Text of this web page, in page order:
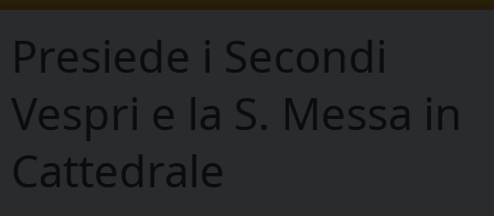
Presiede i Secondi
Vespri e la S. Messa in
Cattedrale